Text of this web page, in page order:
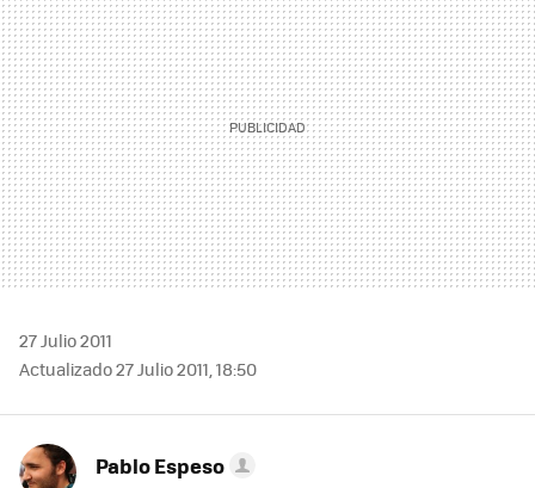
27 Julio 2011
Actualizado 27 Julio 2011, 18:50
Pablo Espeso